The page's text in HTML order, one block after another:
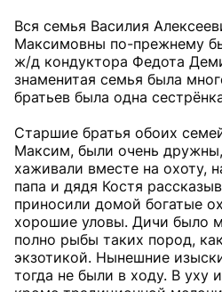
Вся семья Василия
Максимовны по-прежнему
ж/д кондуктора Федота
знаменитая семья была
братьев была одна
Старшие братья обоих
Максим, были очень
хаживали вместе на охоту,
папа и дядя Костя
приносили домой богатые
хорошие уловы. Дичи было
полно рыбы таких пород,
экзотикой. Нынешние
тогда не были в ходу. В уху